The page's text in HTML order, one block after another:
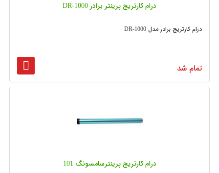
درام کارتریج پرینتر برادر DR-1000
درام کارتریج برادر مدل DR-1000
تمام شد
درام کارتریج پرینترسامسونگ 101